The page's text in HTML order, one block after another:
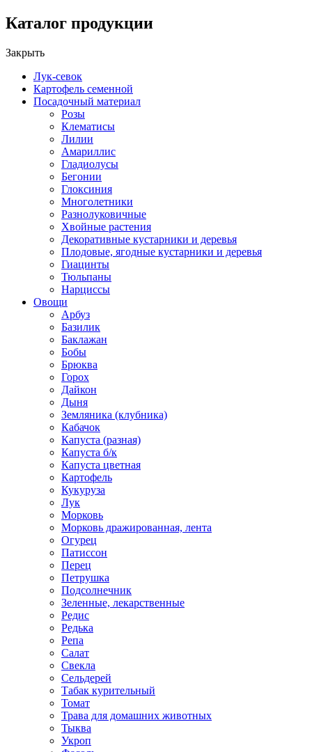
Каталог продукции
Закрыть
Лук-севок
Картофель семенной
Посадочный материал
Розы
Клематисы
Лилии
Амариллис
Гладиолусы
Бегонии
Глоксиния
Многолетники
Разнолуковичные
Хвойные растения
Декоративные кустарники и деревья
Плодовые, ягодные кустарники и деревья
Гиацинты
Тюльпаны
Нарциссы
Овощи
Арбуз
Базилик
Баклажан
Бобы
Брюква
Горох
Дайкон
Дыня
Земляника (клубника)
Кабачок
Капуста (разная)
Капуста б/к
Капуста цветная
Картофель
Кукуруза
Лук
Морковь
Морковь дражированная, лента
Огурец
Патиссон
Перец
Петрушка
Подсолнечник
Зеленные, лекарственные
Редис
Редька
Репа
Салат
Свекла
Сельдерей
Табак курительный
Томат
Трава для домашних животных
Тыква
Укроп